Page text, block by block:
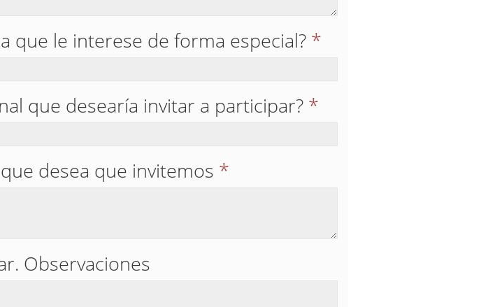
que le interese de forma especial? *
que desearía invitar a participar? *
desea que invitemos *
Observaciones